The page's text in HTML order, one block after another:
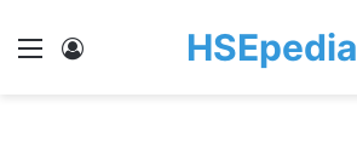
Menu HSEpedia